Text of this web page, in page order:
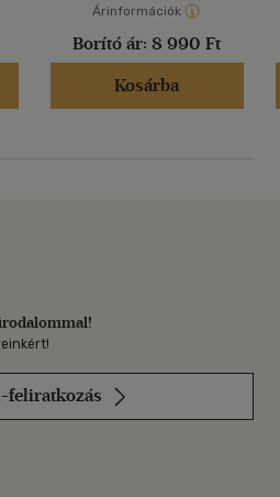
Árinformációk
Borító ár: 8 990 Ft
Kosárba
feliratkozás
ona LinkedInen